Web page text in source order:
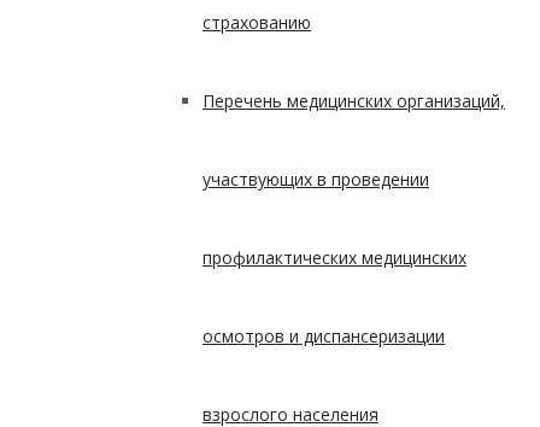
страхованию
Перечень медицинских организаций,
участвующих в проведении
профилактических медицинских
осмотров и диспансеризации
взрослого населения